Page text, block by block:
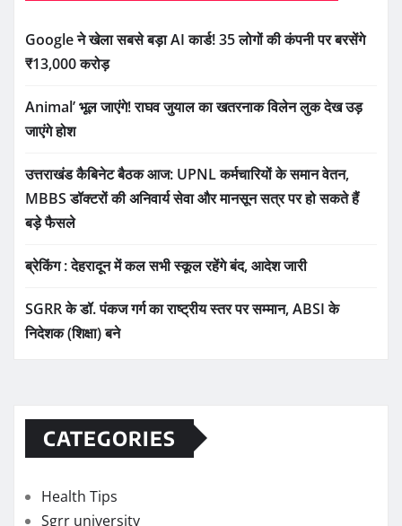
Google ने खेला सबसे बड़ा AI कार्ड! 35 लोगों की कंपनी पर बरसेंगे
₹13,000 करोड़
Animal’ भूल जाएंगे! राघव जुयाल का खतरनाक विलेन लुक देख उड़
जाएंगे होश
उत्तराखंड कैबिनेट बैठक आज: UPNL कर्मचारियों के समान वेतन,
MBBS डॉक्टरों की अनिवार्य सेवा और मानसून सत्र पर हो सकते हैं
बड़े फैसले
ब्रेकिंग : देहरादून में कल सभी स्कूल रहेंगे बंद, आदेश जारी
SGRR के डॉ. पंकज गर्ग का राष्ट्रीय स्तर पर सम्मान, ABSI के
निदेशक (शिक्षा) बने
CATEGORIES
Health Tips
Sgrr university